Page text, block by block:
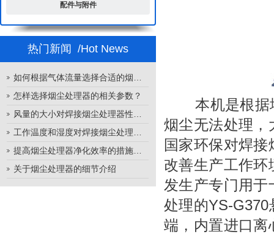
配件与附件
热门新闻 /Hot News
怎样选择烟尘处理器的相关参数？
关于烟尘处理器的细节介绍
本机是根据埋
烟尘无法处理，
国家环保对焊
改善生产工作
发生产专门用
处理的YS-
端，内置进口离